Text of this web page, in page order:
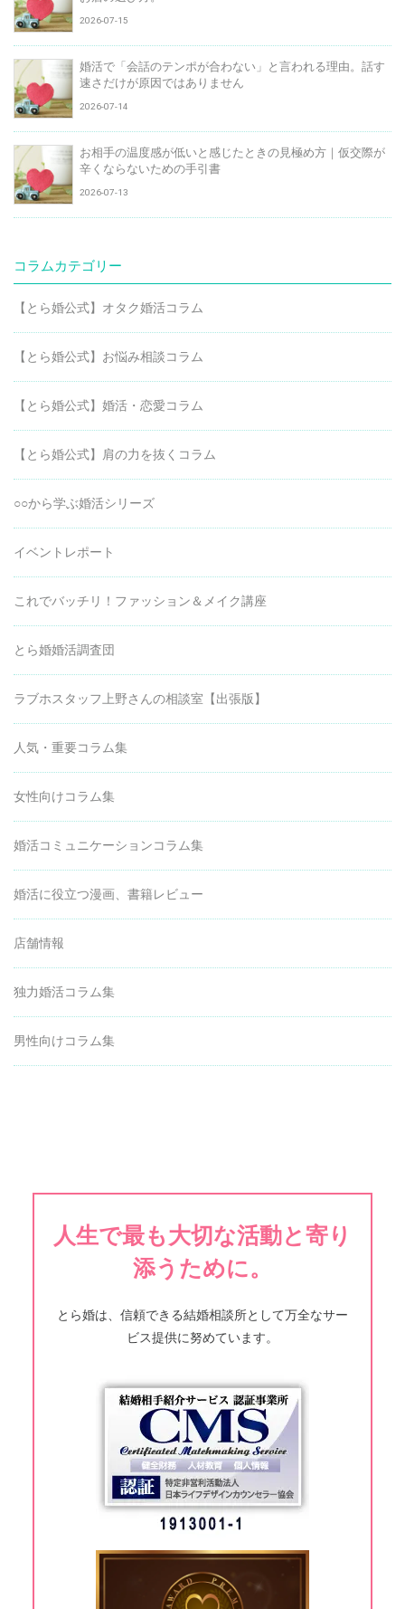
2026-07-15
婚活で「会話のテンポが合わない」と言われる理由。話す
速さだけが原因ではありません
2026-07-14
お相手の温度感が低いと感じたときの見極め方｜仮交際が
辛くならないための手引書
2026-07-13
コラムカテゴリー
【とら婚公式】オタク婚活コラム
【とら婚公式】お悩み相談コラム
【とら婚公式】婚活・恋愛コラム
【とら婚公式】肩の力を抜くコラム
○○から学ぶ婚活シリーズ
イベントレポート
これでバッチリ！ファッション＆メイク講座
とら婚婚活調査団
ラブホスタッフ上野さんの相談室【出張版】
人気・重要コラム集
女性向けコラム集
婚活コミュニケーションコラム集
婚活に役立つ漫画、書籍レビュー
店舗情報
独力婚活コラム集
男性向けコラム集
人生で最も大切な活動と寄り
添うために。
とら婚は、信頼できる結婚相談所として万全なサー
ビス提供に努めています。